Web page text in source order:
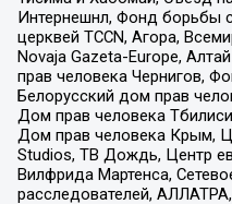
Интернешнл, Фонд борьбы
церквей TCCN, Агора,
Novaja Gazeta-Europe,
прав человека Чернигов,
Белорусский дом прав
Дом прав человека
Дом прав человека Крым,
Studios, ТВ Дождь, Центр
Вилфрида Мартенса,
расследователей,